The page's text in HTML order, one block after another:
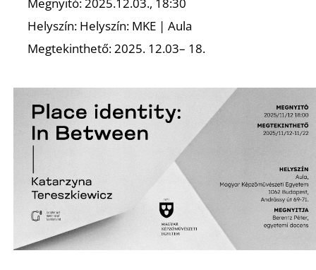
Helyszín: Helyszín: MKE | Aula
Megtekinthető: 2025. 12.03– 18.